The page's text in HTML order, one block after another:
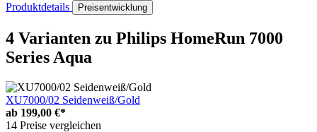
Produktdetails Preisentwicklung
4 Varianten zu Philips HomeRun 7000
Series Aqua
XU7000/02 Seidenweiß/Gold
ab 199,00 €*
14 Preise vergleichen